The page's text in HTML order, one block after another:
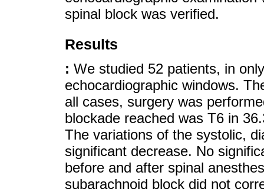
spinal block was verified.
Results
: We studied 52 patients, in
echocardiographic windows.
all cases, surgery was
blockade reached was T6 in
The variations of the systolic,
significant decrease. No
before and after spinal
subarachnoid block did not